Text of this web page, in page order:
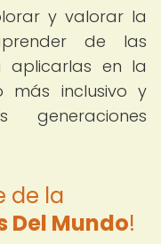
y valorar la
de las
aplicarlas en la
más inclusivo y
de la
Del Mundo!